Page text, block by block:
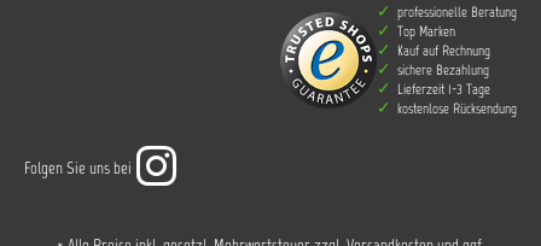
professionelle Beratung
Top Marken
Kauf auf Rechnung
sichere Bezahlung
Lieferzeit 1-3 Tage
kostenlose Rücksendung
Folgen Sie uns bei